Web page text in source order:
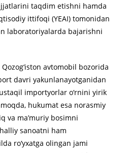
taqdim etishni hamda
ittifoqi (YEAI) tomonidan
laboratoriyalarda bajarishni
avtomobil bozorida
davri yakunlanayotganidan
importyorlar o‘rnini yirik
hukumat esa norasmiy
va ma’muriy bosimni
sanoatni ham
ro‘yxatga olingan jami